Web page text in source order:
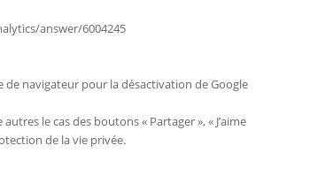
answer/6004245
navigateur pour la désactivation de Google
le cas des boutons « Partager », « J’aime
de la vie privée.